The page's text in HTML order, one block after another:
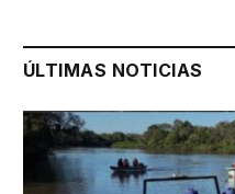
ÚLTIMAS NOTICIAS